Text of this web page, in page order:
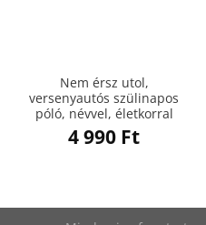
Nem érsz utol,
versenyautós szülinapos
póló, névvel, életkorral
4 990 Ft